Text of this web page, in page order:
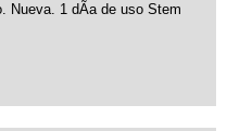
Nueva. 1 dÃ­a de uso Stem